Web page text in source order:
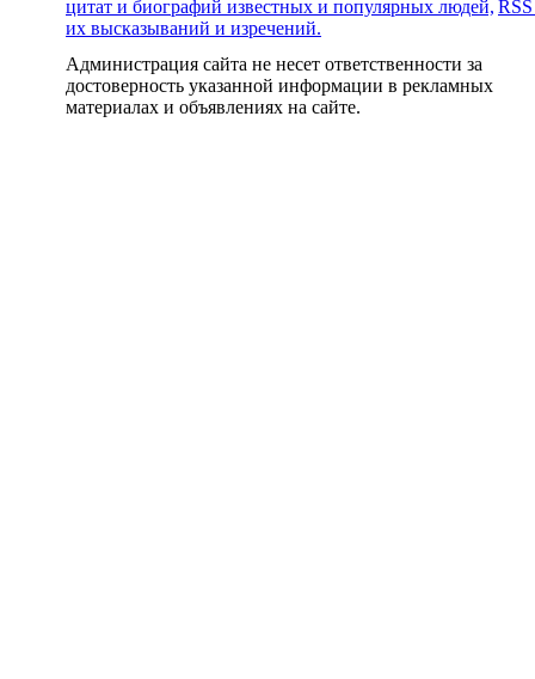
цитат и биографий известных и популярных людей,
их высказываний и изречений.
Администрация сайта не несет ответственности за
достоверность указанной информации в рекламных
материалах и объявлениях на сайте.